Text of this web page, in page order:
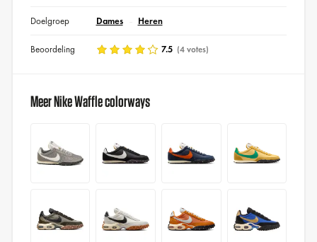
Doelgroep Dames Heren
Beoordeling 7.5 (4 votes)
Meer Nike Waffle colorways